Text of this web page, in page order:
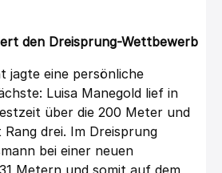
den Dreisprung-Wettbewerb
jagte eine persönliche
Luisa Manegold lief in
über die 200 Meter und
drei. Im Dreisprung
bei einer neuen